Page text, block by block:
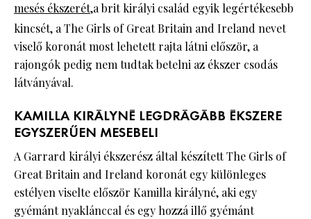
mesés ékszerét,a brit királyi család egyik legértékesebb
kincsét, a The Girls of Great Britain and Ireland nevet
viselő koronát most lehetett rajta látni először, a
rajongók pedig nem tudtak betelni az ékszer csodás
látványával.
KAMILLA KIRÁLYNÉ LEGDRÁGÁBB ÉKSZERE
EGYSZERŰEN MESEBELI
A Garrard királyi ékszerész által készített The Girls of
Great Britain and Ireland koronát egy különleges
estélyen viselte először Kamilla királyné, aki egy
gyémánt nyaklánccal és egy hozzá illő gyémánt